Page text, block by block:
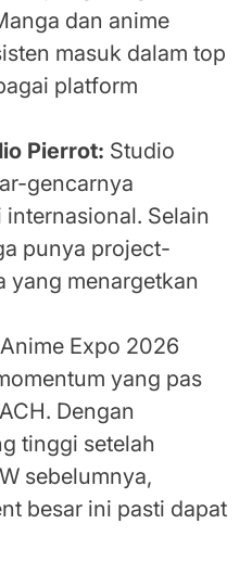
dan anime
masuk dalam top
platform
Pierrot: Studio
gencarnya
Selain
punya project-
yang menargetkan
Anime Expo 2026
yang pas
Dengan
tinggi setelah
sebelumnya,
besar ini pasti dapat